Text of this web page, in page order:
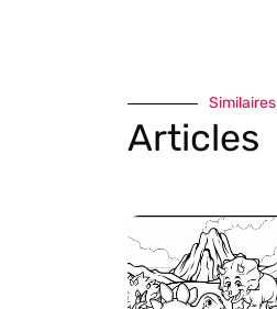
Similaires
Articles